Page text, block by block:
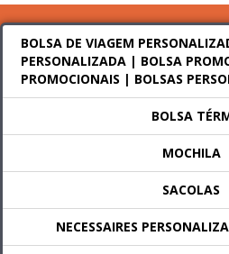
BOLSA DE VIAGEM
PERSONALIZADA | BOLSA
PROMOCIONAIS | BOLSAS
BOLSA
MOCHILA
SACOLAS
NECESSAIRES